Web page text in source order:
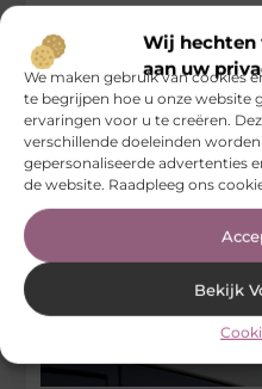
Wij hechten
aan uw
We maken gebruik van cookies
te begrijpen hoe u onze website
ervaringen voor u te creëren.
verschillende doeleinden
gepersonaliseerde advertenties
de website. Raadpleeg ons
Bekijk
Auto’s En Motoren